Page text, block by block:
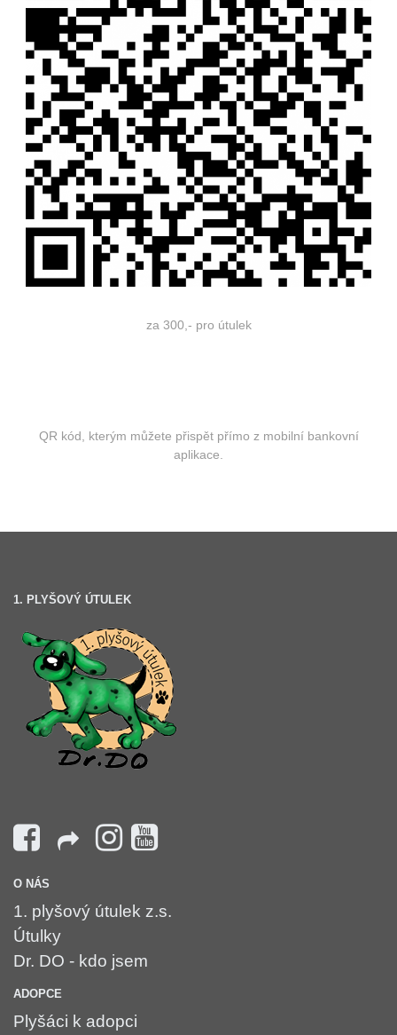
za 300,- pro útulek
QR kód, kterým můžete přispět přímo z mobilní bankovní
aplikace.
1. PLYŠOVÝ ÚTULEK
O NÁS
1. plyšový útulek z.s.
Útulky
Dr. DO - kdo jsem
ADOPCE
Plyšáci k adopci